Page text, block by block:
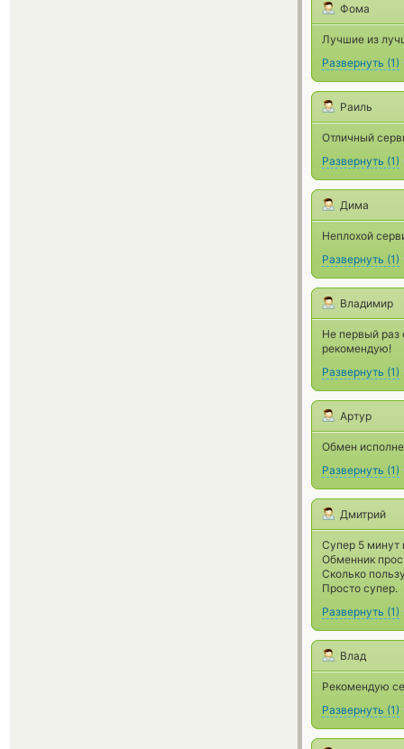
Фома
Лучшие из
Развернуть (1)
Раиль
Отличный
Развернуть (1)
Дима
Неплохой
Развернуть (1)
Владимир
Не первый раз
рекомендую!
Развернуть (1)
Артур
Обмен
Развернуть (1)
Дмитрий
Супер 5 минут
Обменник
Сколько
Просто супер.
Развернуть (1)
Влад
Рекомендую
Развернуть (1)